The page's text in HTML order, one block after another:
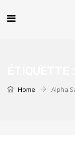
Home Alpha